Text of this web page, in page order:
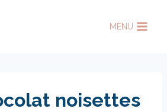
MENU
noisettes